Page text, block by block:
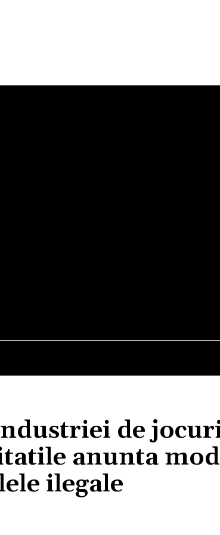
de
anunta
ilegale